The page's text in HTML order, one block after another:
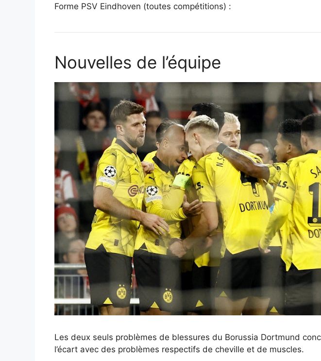
Forme PSV Eindhoven (toutes compétitions) :
Nouvelles de l’équipe
Les deux seuls problèmes de blessures du Borussia Dortmund
l’écart avec des problèmes respectifs de cheville et de muscles.